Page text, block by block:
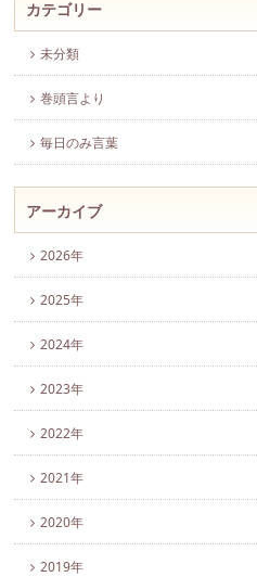
カテゴリー
未分類
巻頭言より
毎日のみ言葉
アーカイブ
2026年
2025年
2024年
2023年
2022年
2021年
2020年
2019年